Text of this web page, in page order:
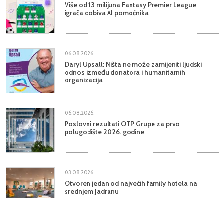
Više od 13 milijuna Fantasy Premier League
igrača dobiva AI pomoćnika
06.08.2026.
Daryl Upsall: Ništa ne može zamijeniti ljudski
odnos između donatora i humanitarnih
organizacija
06.08.2026.
Poslovni rezultati OTP Grupe za prvo
polugodište 2026. godine
03.08.2026.
Otvoren jedan od najvećih family hotela na
srednjem Jadranu